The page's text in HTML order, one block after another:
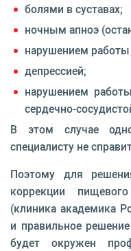
болями в суставах;
ночным апноэ
нарушением работы
депрессией;
нарушением
сердеч­но-
В этом случае
специалисту не
Поэтому для
коррекции
(клиника академика
и правильное
будет окружен